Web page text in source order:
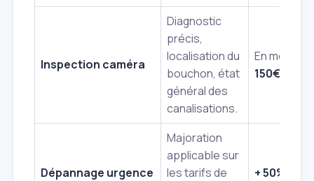
Inspection caméra
Diagnostic
précis,
localisation du
bouchon, état
général des
canalisations.
En
150€ -
Dépannage urgence
Majoration
applicable sur
les tarifs de
+ 50% à